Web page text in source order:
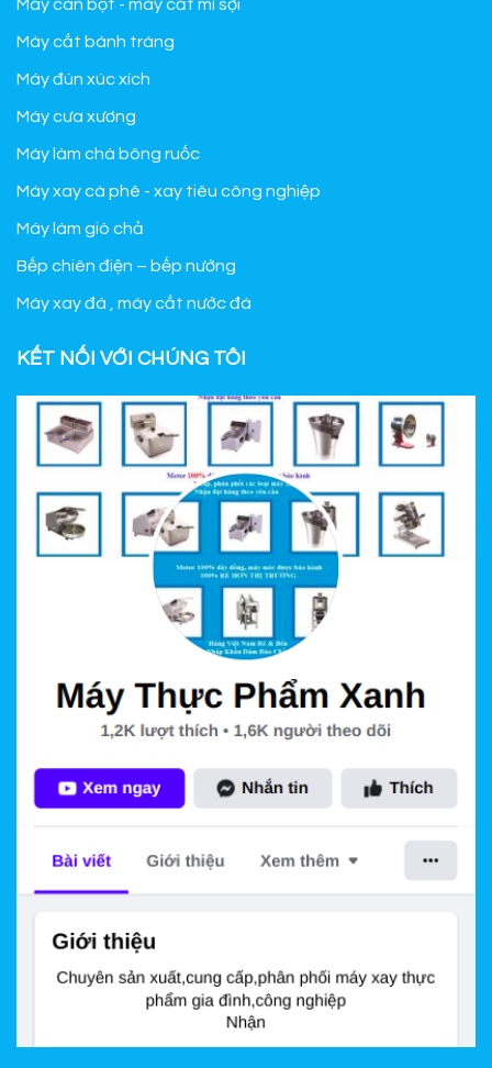
Máy cán bột - máy cắt mì sợi
Máy cắt bánh tráng
Máy đùn xúc xích
Máy cưa xương
Máy làm chà bông ruốc
Máy xay cà phê - xay tiêu công nghiệp
Máy làm giò chả
Bếp chiên điện – bếp nướng
Máy xay đá , máy cắt nước đá
KẾT NỐI VỚI CHÚNG TÔI